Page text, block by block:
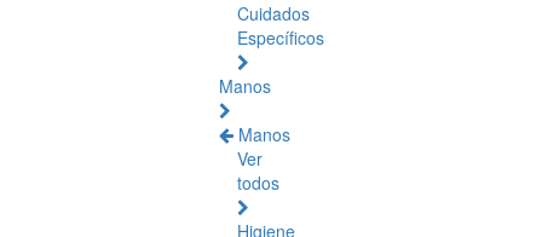
Cuidados
Específicos
Manos
Manos
Ver
todos
Higiene